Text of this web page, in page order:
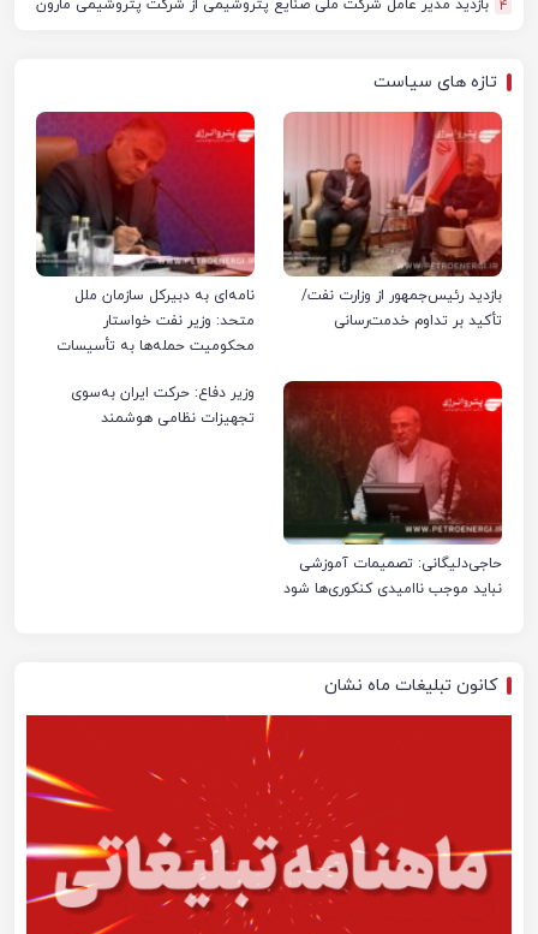
4 بازدید مدیر عامل شرکت ملی صنایع پتروشیمی از شرکت پتروشیمی مارون
تازه های سیاست
بازدید رئیس‌جمهور از وزارت نفت/
تأکید بر تداوم خدمت‌رسانی
نامه‌ای به دبیرکل سازمان ملل
متحد: وزیر نفت خواستار
محکومیت حمله‌ها به تأسیسات
حاجی‌دلیگانی: تصمیمات آموزشی
نباید موجب ناامیدی کنکوری‌ها شود
وزیر دفاع: حرکت ایران به‌سوی
تجهیزات نظامی هوشمند
کانون تبلیغات ماه نشان